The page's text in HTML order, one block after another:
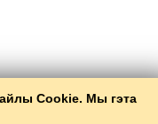
Cookie. Мы гэта